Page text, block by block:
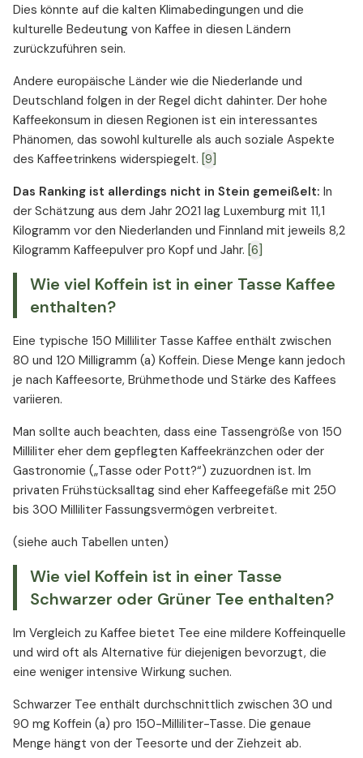
Dies könnte auf die kalten Klimabedingungen und die
kulturelle Bedeutung von Kaffee in diesen Ländern
zurückzuführen sein.
Andere europäische Länder wie die Niederlande und
Deutschland folgen in der Regel dicht dahinter. Der hohe
Kaffeekonsum in diesen Regionen ist ein interessantes
Phänomen, das sowohl kulturelle als auch soziale Aspekte
des Kaffeetrinkens widerspiegelt. [9]
Das Ranking ist allerdings nicht in Stein gemeißelt: In
der Schätzung aus dem Jahr 2021 lag Luxemburg mit 11,1
Kilogramm vor den Niederlanden und Finnland mit jeweils 8,2
Kilogramm Kaffeepulver pro Kopf und Jahr. [6]
Wie viel Koffein ist in einer Tasse Kaffee
enthalten?
Eine typische 150 Milliliter Tasse Kaffee enthält zwischen
80 und 120 Milligramm (a) Koffein. Diese Menge kann jedoch
je nach Kaffeesorte, Brühmethode und Stärke des Kaffees
variieren.
Man sollte auch beachten, dass eine Tassengröße von 150
Milliliter eher dem gepflegten Kaffeekränzchen oder der
Gastronomie („Tasse oder Pott?“) zuzuordnen ist. Im
privaten Frühstücksalltag sind eher Kaffeegefäße mit 250
bis 300 Milliliter Fassungsvermögen verbreitet.
(siehe auch Tabellen unten)
Wie viel Koffein ist in einer Tasse
Schwarzer oder Grüner Tee enthalten?
Im Vergleich zu Kaffee bietet Tee eine mildere Koffeinquelle
und wird oft als Alternative für diejenigen bevorzugt, die
eine weniger intensive Wirkung suchen.
Schwarzer Tee enthält durchschnittlich zwischen 30 und
90 mg Koffein (a) pro 150-Milliliter-Tasse. Die genaue
Menge hängt von der Teesorte und der Ziehzeit ab.